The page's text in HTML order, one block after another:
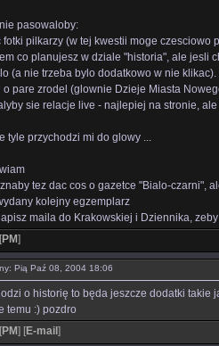
pasowaloby:
fotki pilkarzy (w tej kwestii moge czesciowo
co planujesz w dziale "historia", ale jesli
(a nie trzeba bylo dodatkowo w nie
o pare zrodel (glownie Dzieje Miasta
sie relacje live - najlepiej na stronie,
tyle przychodzi mi do glowy ...
tez dac cos o gazetce "Bialo-czarni",
kolejny egzemplarz
maila do Krakowskiej i Dziennika,
[PM]
Pią Paź 08, 2004 18:06
o historię to będa jeszcze dodatki takie
temu :) pozdro
[PM] [E-mail ]